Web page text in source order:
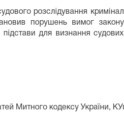
розслідування
порушень вимог закону
підстави для визнання
Митного кодексу України,